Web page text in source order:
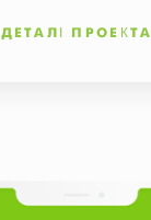
ДЕТАЛІ ПРОЕКТА